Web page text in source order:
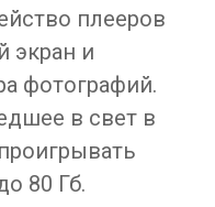
плееров
экран и
фотографий.
в свет в
80 Гб.